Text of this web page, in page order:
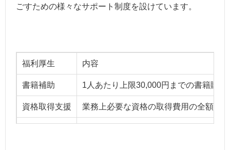
ごすための様々なサポート制度を設けています。
福利厚生 内容
書籍補助 1人あたり上限30,000円までの書籍購入
資格取得支援 業務上必要な資格の取得費用の全額、